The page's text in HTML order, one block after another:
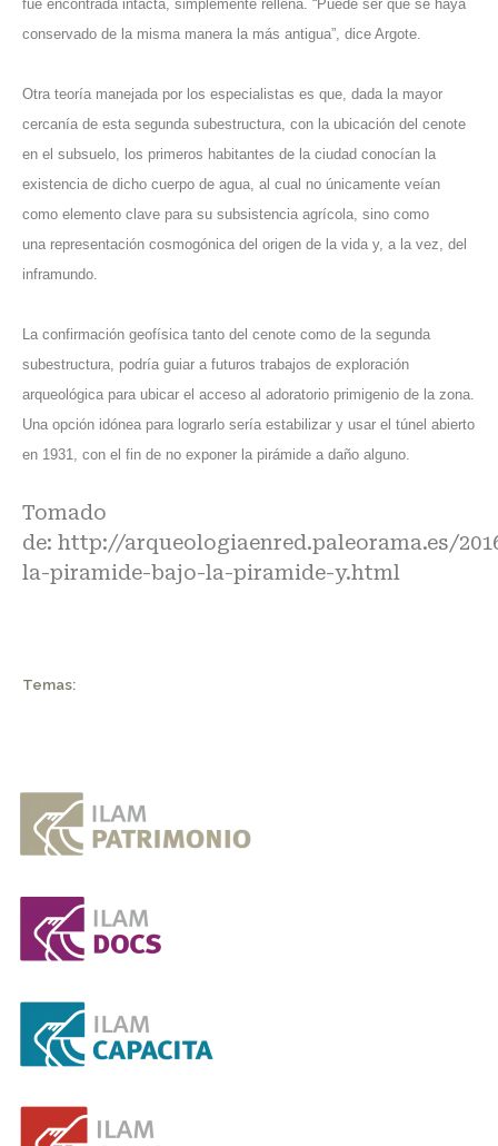
fue encontrada intacta, simplemente rellena. “Puede ser que se haya
conservado de la misma manera la más antigua”, dice Argote.
Otra teoría manejada por los especialistas es que, dada la mayor
cercanía de esta segunda subestructura, con la ubicación del cenote
en el subsuelo, los primeros habitantes de la ciudad conocían la
existencia de dicho cuerpo de agua, al cual no únicamente veían
como elemento clave para su subsistencia agrícola, sino como
una representación cosmogónica del origen de la vida y, a la vez, del
inframundo.
La confirmación geofísica tanto del cenote como de la segunda
subestructura, podría guiar a futuros trabajos de exploración
arqueológica para ubicar el acceso al adoratorio primigenio de la zona.
Una opción idónea para lograrlo sería estabilizar y usar el túnel abierto
en 1931, con el fin de no exponer la pirámide a daño alguno.
Tomado
de: http://arqueologiaenred.paleorama.es/
la-piramide-bajo-la-piramide-y.html
Temas: